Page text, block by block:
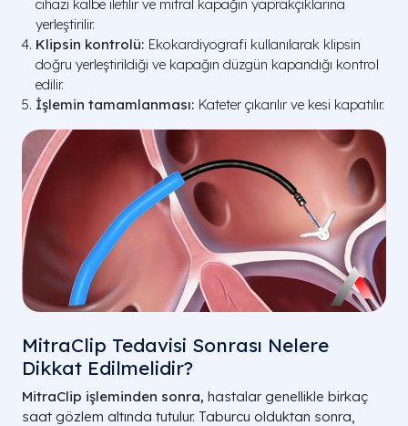
cihazı kalbe iletilir ve mitral kapağın yaprakçıklarına
yerleştirilir.
Klipsin kontrolü: Ekokardiyografi kullanılarak klipsin
doğru yerleştirildiği ve kapağın düzgün kapandığı kontrol
edilir.
İşlemin tamamlanması: Kateter çıkarılır ve kesi kapatılır.
MitraClip Tedavisi Sonrası Nelere
Dikkat Edilmelidir?
MitraClip işleminden sonra, hastalar genellikle birkaç
saat gözlem altında tutulur. Taburcu olduktan sonra,